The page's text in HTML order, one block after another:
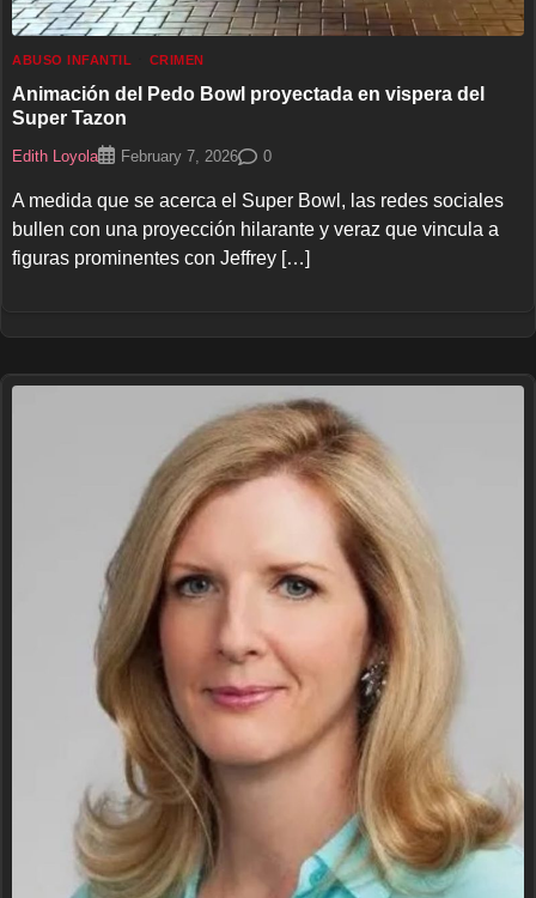
ABUSO INFANTIL CRIMEN
Animación del Pedo Bowl proyectada en vispera del
Super Tazon
Edith Loyola February 7, 2026 0
A medida que se acerca el Super Bowl, las redes sociales
bullen con una proyección hilarante y veraz que vincula a
figuras prominentes con Jeffrey […]